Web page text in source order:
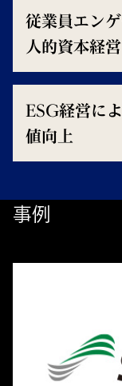
従業員エン
人的資本経営
ESG経営に
値向上
事例